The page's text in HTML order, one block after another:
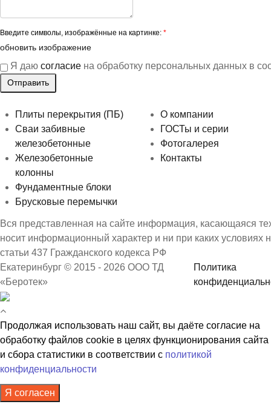
Введите символы, изображённые на картинке: *
обновить изображение
Я даю согласие на обработку персональных данных в
Плиты перекрытия (ПБ)
Сваи забивные
железобетонные
Железобетонные
колонны
Фундаментные блоки
Брусковые перемычки
О компании
ГОСТы и серии
Фотогалерея
Контакты
Вся представленная на сайте информация, касающаяся
носит информационный характер и ни при каких
статьи 437 Гражданского кодекса РФ
Екатеринбург © 2015 - 2026 ООО ТД
«Беротек»
Политика
Продолжая использовать наш сайт, вы даёте согласие на
обработку файлов cookie в целях функционирования сайта
и сбора статистики в соответствии с политикой
конфиденциальности
Я согласен